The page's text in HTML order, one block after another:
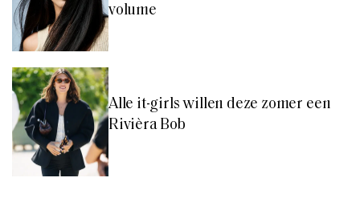
volume
Alle it-girls willen deze zomer een
Rivièra Bob